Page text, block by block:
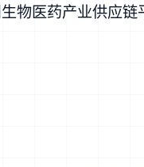
物医药产业供应链